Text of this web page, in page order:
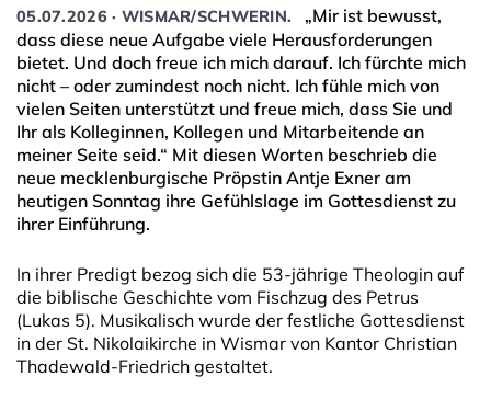
05.07.2026 · WISMAR/SCHWERIN.
„Mir ist bewusst,
dass diese neue Aufgabe viele Herausforderungen
bietet. Und doch freue ich mich darauf. Ich fürchte mich
nicht – oder zumindest noch nicht. Ich fühle mich von
vielen Seiten unterstützt und freue mich, dass Sie und
Ihr als Kolleginnen, Kollegen und Mitarbeitende an
meiner Seite seid.“ Mit diesen Worten beschrieb die
neue mecklenburgische Pröpstin Antje Exner am
heutigen Sonntag ihre Gefühlslage im Gottesdienst zu
ihrer Einführung.
In ihrer Predigt bezog sich die 53-jährige Theologin auf
die biblische Geschichte vom Fischzug des Petrus
(Lukas 5). Musikalisch wurde der festliche Gottesdienst
in der St. Nikolaikirche in Wismar von Kantor Christian
Thadewald-Friedrich gestaltet.